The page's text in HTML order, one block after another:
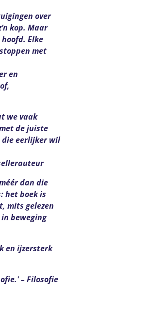
over
kop. Maar
Elke
met
en
we vaak
de juiste
die eerlijker wil
dan die
het boek is
mits gelezen
beweging
en ijzersterk
– Filosofie